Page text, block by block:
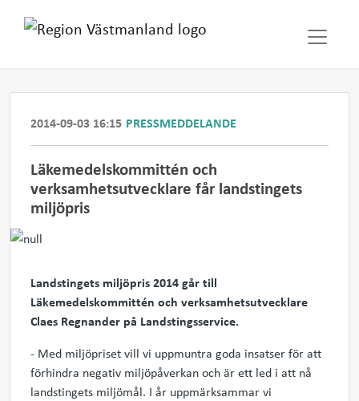
2014-09-03 16:15 PRESSMEDDELANDE
Läkemedelskommittén och
verksamhetsutvecklare får landstingets
miljöpris
Landstingets miljöpris 2014 går till
Läkemedelskommittén och verksamhetsutvecklare
Claes Regnander på Landstingsservice.
- Med miljöpriset vill vi uppmuntra goda insatser för att
förhindra negativ miljöpåverkan och är ett led i att nå
landstingets miljömål. I år uppmärksammar vi